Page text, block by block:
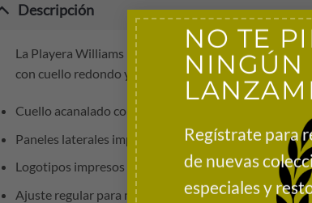
NO TE
NINGÚN
Regístrate para
de nuevas
especiales y
Descripción
La Playera Williams F1 2025 Mujer, tal como la
con cuello redondo y manga corta, además de toda
Cuello acanalado con aplicación de color en contraste.
Paneles laterales impresos del equipo
Logotipos impresos del equipo y patrocinadores.
Ajuste regular para mujer.